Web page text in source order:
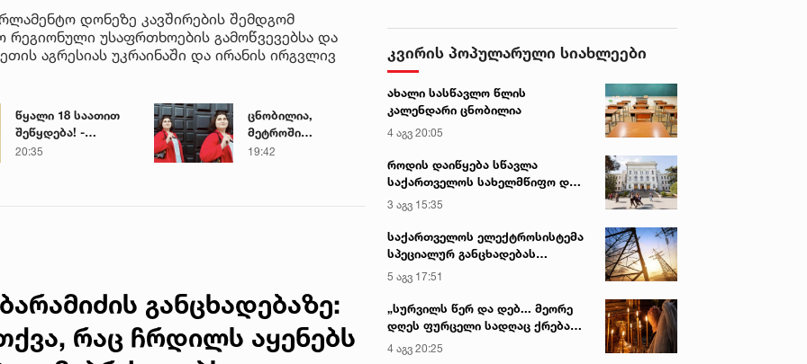
დონეზე კავშირების შემდგომ
რეგიონული უსაფრთხოების გამოწვევებსა და
აგრესიას უკრაინაში და ირანის ირგვლივ
წყალი 18 საათით
შეწყდება! -
გადაამოწმეთ
20:35
ცნობილია,
მეტროში
გარდაცვლილი 21
19:42
განცხადებაზე:
რაც ჩრდილს აყენებს